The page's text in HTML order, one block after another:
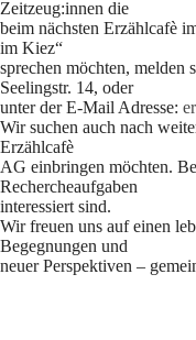
Zeitzeug:innen die
beim nächsten Erzählcafè
im Kiez“
sprechen möchten,
Seelingstr. 14, oder
unter der E-Mail Adresse:
Wir suchen auch nach
Erzählcafè
AG einbringen möchten.
Rechercheaufgaben
interessiert sind.
Wir freuen uns auf einen
Begegnungen und
neuer Perspektiven –